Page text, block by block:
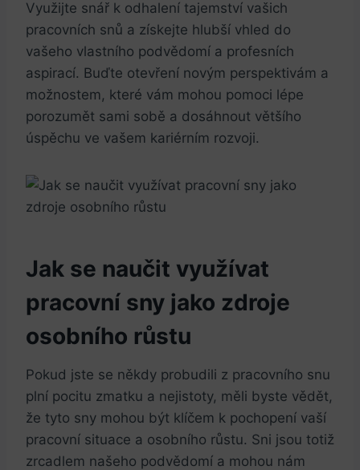
Využijte snář k odhalení tajemství vašich
pracovních snů a získejte hlubší vhled do
vašeho vlastního podvědomí a profesních
aspirací. Buďte otevření novým perspektivám a
možnostem, které vám mohou pomoci lépe
porozumět sami sobě a dosáhnout většího
úspěchu ve vašem kariérním rozvoji.
Jak se naučit využívat
pracovní sny jako zdroje
osobního růstu
Pokud jste se někdy probudili z pracovního snu
plní pocitu zmatku a nejistoty, měli byste vědět,
že tyto sny mohou být klíčem k pochopení vaší
pracovní situace a osobního růstu. Sni jsou totiž
zrcadlem našeho podvědomí a mohou nám